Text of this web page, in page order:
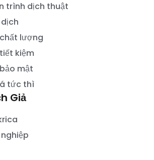
trình dịch thuật
dịch
lượng
kiệm
mật
tức thì
Giả